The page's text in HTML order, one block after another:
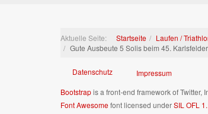
Aktuelle Seite: Startseite
Laufen /
Gute Ausbeute 5 Solis beim 45.
Datenschutz
Impressum
Bootstrapis a front-end framework of Twitter,
Font Awesomefont licensed underSIL OFL